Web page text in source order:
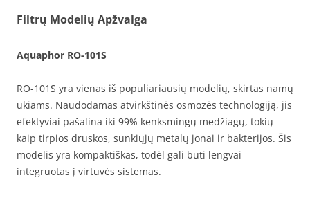
Filtrų Modelių Apžvalga
Aquaphor RO-101S
RO-101S yra vienas iš populiariausių modelių, skirtas namų
ūkiams. Naudodamas atvirkštinės osmozės technologiją, jis
efektyviai pašalina iki 99% kenksmingų medžiagų, tokių
kaip tirpios druskos, sunkiųjų metalų jonai ir bakterijos. Šis
modelis yra kompaktiškas, todėl gali būti lengvai
integruotas į virtuvės sistemas.